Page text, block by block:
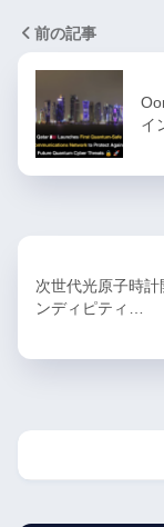
前の記事
イ
次世代光原子時
ンディピティ…